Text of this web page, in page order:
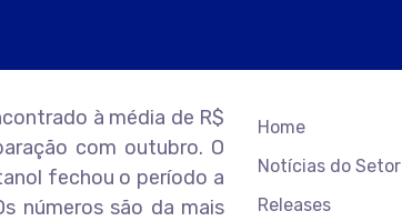
à média de R$
com outubro. O
fechou o período a
números são da mais
Home
Notícias do Setor
Releases